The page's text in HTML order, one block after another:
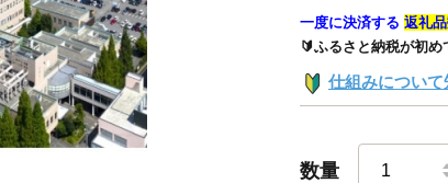
一度に決済する 返礼
🔰ふるさと納税が初
仕組みについて
数量